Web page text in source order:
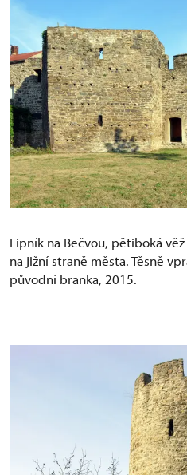
Lipník na Bečvou, pětiboká
na jižní straně města. Těsně
původní branka, 2015.